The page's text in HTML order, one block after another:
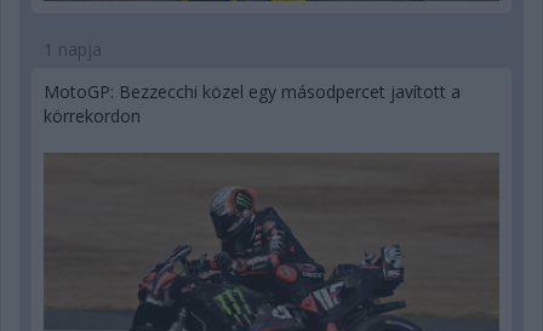
1 napja
MotoGP: Bezzecchi közel egy másodpercet javított a
körrekordon